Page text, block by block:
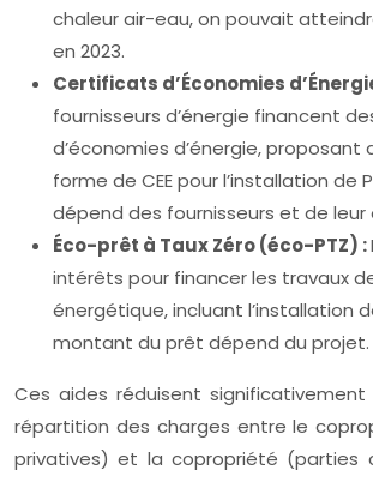
chaleur air-eau, on pouvait
en 2023.
Certificats d’Économies
fournisseurs d’énergie financent
d’économies d’énergie, proposant
forme de CEE pour l’installation de
dépend des fournisseurs et de
Éco-prêt à Taux Zéro (éco-PTZ) :
intérêts pour financer les travaux
énergétique, incluant l’installation
montant du prêt dépend du projet.
Ces aides réduisent
répartition des charges entre le
privatives) et la copropriété (parties